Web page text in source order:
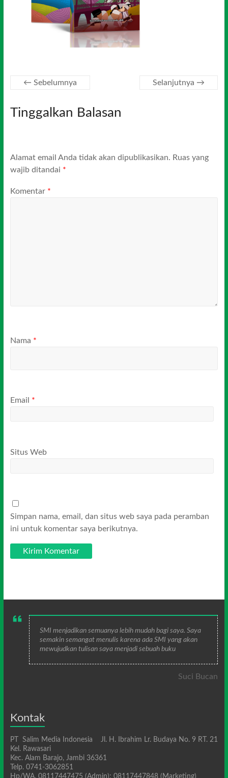
← Sebelumnya Selanjutnya →
Tinggalkan Balasan
Alamat email Anda tidak akan dipublikasikan. Ruas yang
wajib ditandai *
Komentar *
Nama *
Email *
Situs Web
Simpan nama, email, dan situs web saya pada peramban
ini untuk komentar saya berikutnya.
SMI menjadikan semuanya lebih mudah bagi saya. Saya
semakin semangat menulis karena ada SMI yang akan
mewujudkan tulisan saya menjadi sebuah buku
Suci Bucan
Kontak
PT Salim Media Indonesia Jl. H. Ibrahim Lr. Budaya No. 9 RT. 21
Kel. Rawasari
Kec. Alam Barajo, Jambi 36361
Telp. 0741-3062851
Hp/WA. 08117447475 (Admin); 08117447848 (Marketing)